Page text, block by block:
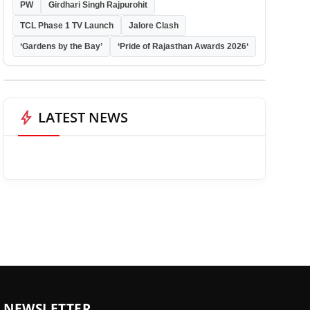
PW Girdhari Singh Rajpurohit
TCL Phase 1 TV Launch Jalore Clash
‘Gardens by the Bay’ ‘Pride of Rajasthan Awards 2026‘
bolt LATEST NEWS